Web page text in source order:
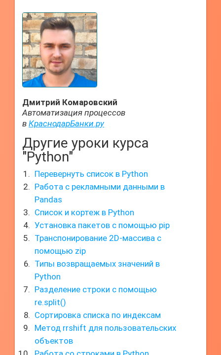
Дмитрий Комаровский
Автоматизация процессов
в КраснодарБанки.ру
Другие уроки курса
"Python"
Перевернуть список в Python
Работа с рекламными данными в
Pandas
Список и кортеж в Python
Установка пакетов с помощью pip
Транспонирование 2D-массива с
помощью zip
Типы возвращаемых значений в
Python
Разделение строки с помощью
re.split()
Сортировка списка по индексам
Метод rrshift для пользовательских
объектов